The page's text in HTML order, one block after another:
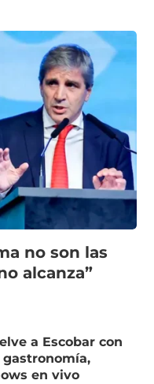
no son las
alcanza”
a Escobar con
en vivo